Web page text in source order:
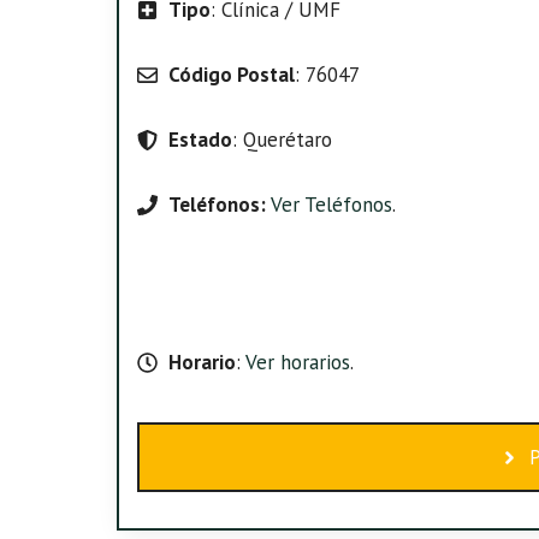
Tipo: Clínica / UMF
Código Postal: 76047
Estado: Querétaro
Teléfonos:Ver Teléfonos.
Horario: Ver horarios.